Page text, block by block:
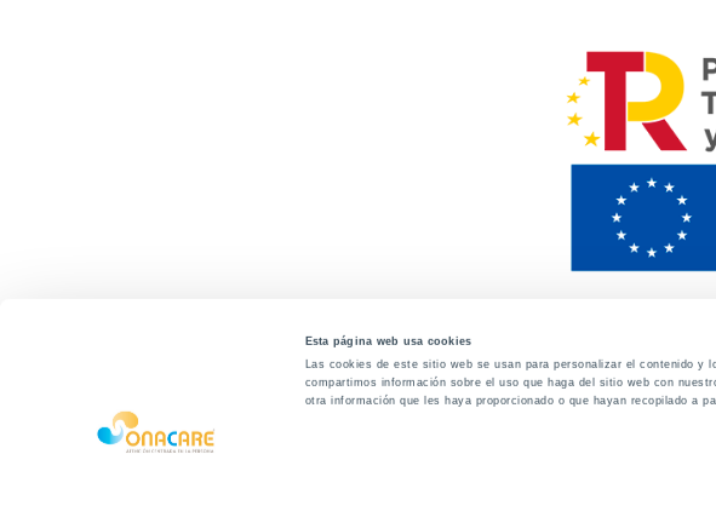
Esta página web usa cookies
Las cookies de este sitio web se usan para personalizar el contenido
compartimos información sobre el uso que haga del sitio web con
otra información que les haya proporcionado o que hayan recopilado a
Contacto